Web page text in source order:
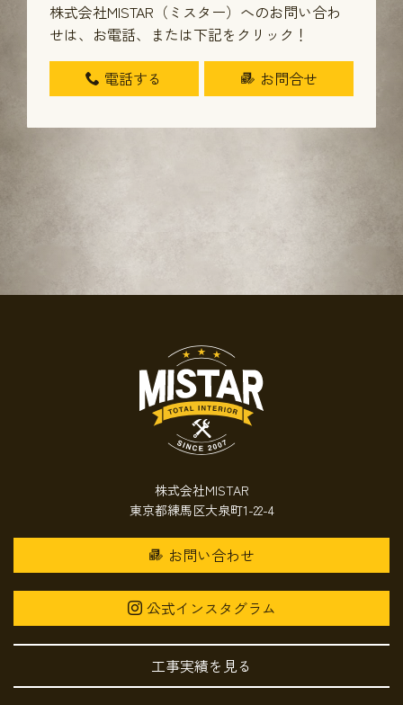
株式会社MISTAR（ミスター）へのお問い合わ
せは、 お電話、または下記をクリック！
電話する お問合せ
株式会社MISTAR
東京都練馬区大泉町1-22-4
お問い合わせ
公式インスタグラム
工事実績を見る